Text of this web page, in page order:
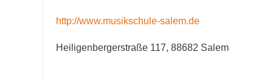
http://www.musikschule-salem.de
Heiligenbergerstraße 117, 88682 Salem